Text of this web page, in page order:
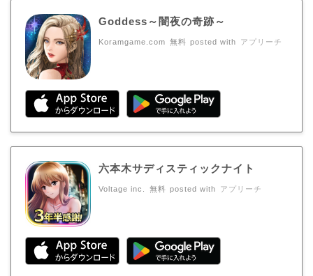
Goddess～闇夜の奇跡～
Koramgame.com 無料 posted with アプリーチ
六本木サディスティックナイト
Voltage inc. 無料 posted with アプリーチ